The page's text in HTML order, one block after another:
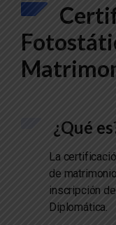
¿Qué
La
de
inscripción
Diplomática.